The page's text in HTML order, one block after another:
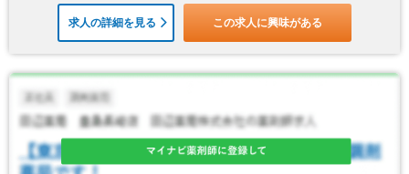
求人の詳細を見る この求人に興味がある